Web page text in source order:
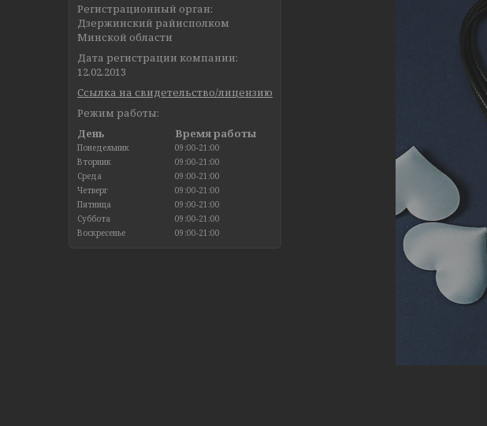
Регистрационный орган:
Дзержинский райисполком
Минской области
Дата регистрации компании:
12.02.2013
Ссылка на свидетельство/лицензию
Режим работы:
День
Время работы
Понедельник
09:00-21:00
Вторник
09:00-21:00
Среда
09:00-21:00
Четверг
09:00-21:00
Пятница
09:00-21:00
Суббота
09:00-21:00
Воскресенье
09:00-21:00